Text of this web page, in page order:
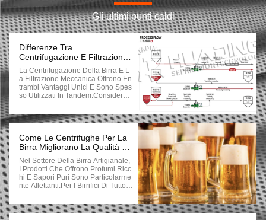
Gli ultimi punti caldi
Differenze Tra
Centrifugazione E Filtrazione
Della Birra
La Centrifugazione Della Birra E L
A Filtrazione Meccanica Offrono En
Trambi Vantaggi Unici E Sono Spes
So Utilizzati In Tandem.consideran
Articelle In Base Alle DimensioniIn
Pratica, La Centrifugazione Preced
Nando In Modo Efficiente Le Partic
Elle Solide Più Grandi, Riducendo
Così Il Carico Di Lavoro Per I Succ
Essivi Processi Di Filtrazione.Quest
O Approccio Combinato È Particola
Rmente Efficace Per Estendere La
Durata Di Conservazione Della Birr
Zione O All'esposizione Estesa Sug
Li Scaffali Dei Supermercati, La Filtr
Come Le Centrifughe Per La
Birra Migliorano La Qualità E
Il Rendimento Della Birra
Nel Settore Della Birra Artigianale,
I Prodotti Che Offrono Profumi Ricc
Hi E Sapori Puri Sono Particolarme
Nte Allettanti.Per I Birrifici Di Tutto Il
Trovare Nuovi Modi Per Produrre L
A Migliore Birra, Aumentando Al Co